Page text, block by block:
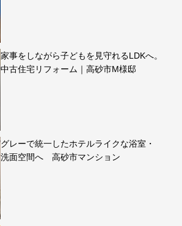
家事をしながら子どもを見守れるLDKへ。
中古住宅リフォーム｜高砂市M様邸
グレーで統一したホテルライクな浴室・
洗面空間へ 高砂市マンション